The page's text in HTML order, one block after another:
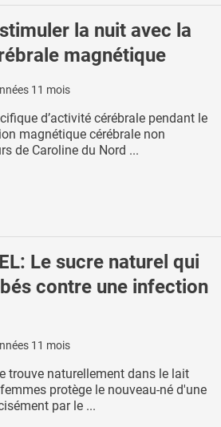
la nuit avec la
magnétique
11 mois
d’activité cérébrale pendant le
magnétique cérébrale non
de Caroline du Nord ...
Le sucre naturel qui
contre une infection
11 mois
trouve naturellement dans le lait
protège le nouveau-né d'une
par le ...